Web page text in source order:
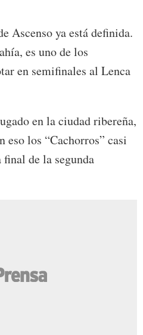
Ascenso ya está definida.
es uno de los
en semifinales al Lenca
en la ciudad ribereña,
eso los “Cachorros” casi
de la segunda